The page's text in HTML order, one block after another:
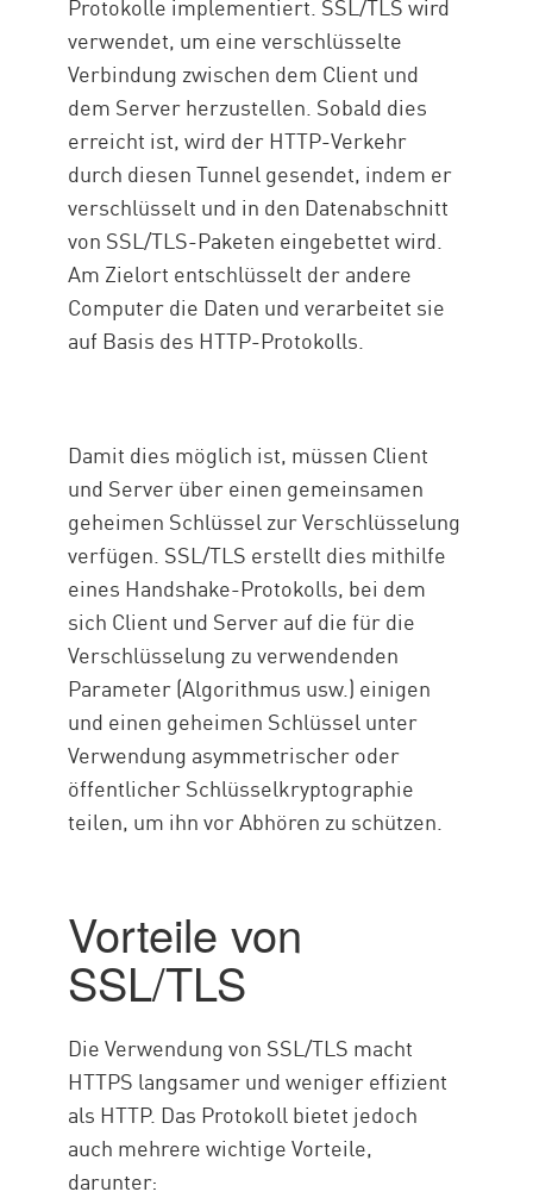
Protokolle implementiert. SSL/TLS wird
verwendet, um eine verschlüsselte
Verbindung zwischen dem Client und
dem Server herzustellen. Sobald dies
erreicht ist, wird der HTTP-Verkehr
durch diesen Tunnel gesendet, indem er
verschlüsselt und in den Datenabschnitt
von SSL/TLS-Paketen eingebettet wird.
Am Zielort entschlüsselt der andere
Computer die Daten und verarbeitet sie
auf Basis des HTTP-Protokolls.
Damit dies möglich ist, müssen Client
und Server über einen gemeinsamen
geheimen Schlüssel zur Verschlüsselung
verfügen. SSL/TLS erstellt dies mithilfe
eines Handshake-Protokolls, bei dem
sich Client und Server auf die für die
Verschlüsselung zu verwendenden
Parameter (Algorithmus usw.) einigen
und einen geheimen Schlüssel unter
Verwendung asymmetrischer oder
öffentlicher Schlüsselkryptographie
teilen, um ihn vor Abhören zu schützen.
Vorteile von
SSL/TLS
Die Verwendung von SSL/TLS macht
HTTPS langsamer und weniger effizient
als HTTP. Das Protokoll bietet jedoch
auch mehrere wichtige Vorteile,
darunter: